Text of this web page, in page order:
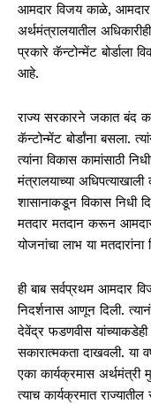
आमदार विजय काळे, आमदार
अर्थमंत्रालयातील
प्रकारे कॅन्टोन्मेंट बोर्डाला
आहे.
राज्य सरकारने जकात बंद
कॅन्टोन्मेंट बोर्डांना बसला.
त्यांना विकास कामांसाठी
मंत्रालयाच्या
शासानाकडून विकास निधी
मतदार मतदान करून आमदार
योजनांचा लाभ या मतदारांना
ही बाब सर्वप्रथम आमदार
निदर्शनास आणून दिली.
देवेंद्र फडणवीस यांच्याकडेही
सकारात्मकता दाखवली. या
एका कार्यक्रमास अर्थमंत्री
त्याच कार्यक्रमात